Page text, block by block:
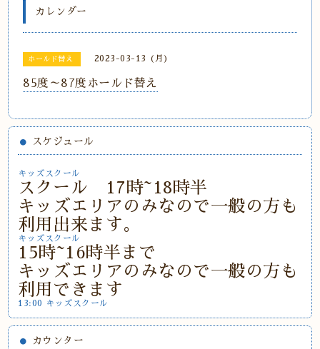
カレンダー
ホールド替え 2023-03-13 (月)
85度～87度ホールド替え
スケジュール
キッズスクール
スクール 17時~18時半
キッズエリアのみなので一般の方も
利用出来ます。
キッズスクール
15時~16時半まで
キッズエリアのみなので一般の方も
利用できます
13:00 キッズスクール
カウンター